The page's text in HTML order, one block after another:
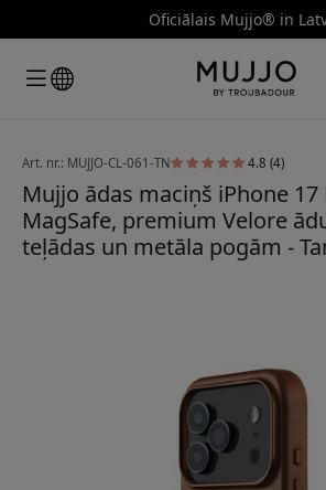
Oficiālais Mujjo® in
Art. nr.: MUJJO-CL-061-TN 4.8 (4)
Mujjo ādas maciņš iPhone 17
MagSafe, premium Velore
teļādas un metāla pogām -